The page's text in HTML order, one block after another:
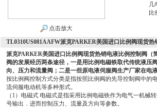
点击放大
几
比
TL0310US081AAFW派克PARKER美国进口比例阀现货热
派克PARKER美国进口比例阀现货热销电液比例控制阀（
阀的发展经历两条途径，一是用比例电磁铁取代传统液压
向、压力和流量阀；二是一些原电液伺服阀生产厂家在电
按比例阀控制方式分类是指按照比例阀的先导控制阀中的
流伺服电动机等多种形式。
（1）电磁式 电磁式是指采用比例电磁铁作为电气一机
号输出．进而控制压力、流量及方向等参数。